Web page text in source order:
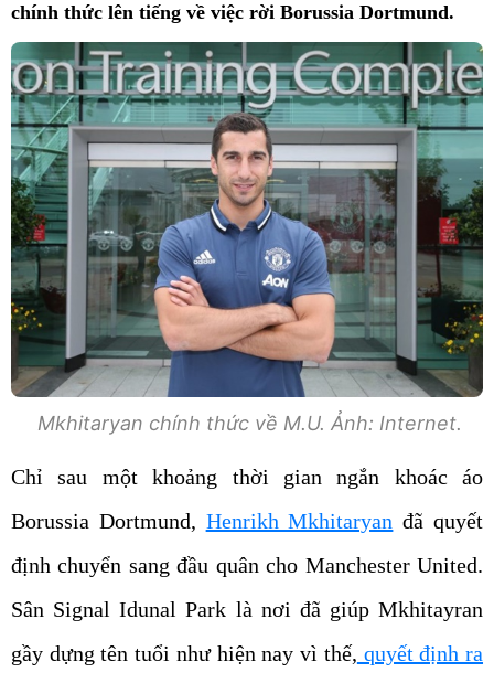
chính thức lên tiếng về việc rời Borussia Dortmund.
Mkhitaryan chính thức về M.U. Ảnh: Internet.
Chỉ sau một khoảng thời gian ngắn khoác áo
Borussia Dortmund, Henrikh Mkhitaryan đã quyết
định chuyển sang đầu quân cho Manchester United.
Sân Signal Idunal Park là nơi đã giúp Mkhitayran
gầy dựng tên tuổi như hiện nay vì thế, quyết định ra